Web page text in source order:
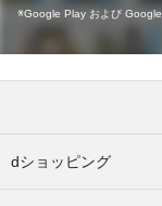
Google Play および
dショッピング